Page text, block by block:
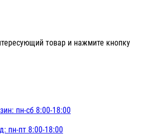
товар и нажмите кнопку
пн-сб 8:00-18:00
пн-пт 8:00-18:00